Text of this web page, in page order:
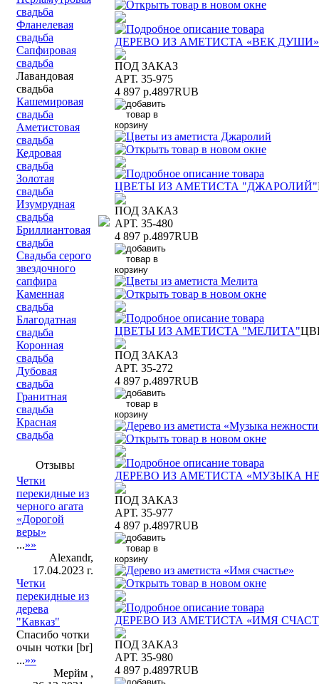
свадьба
Фланелевая
свадьба
Сапфировая
свадьба
Лавандовая
свадьба
Кашемировая
свадьба
Аметистовая
свадьба
Кедровая
свадьба
Золотая
свадьба
Изумрудная
свадьба
Бриллиантовая
свадьба
Свадьба серого
звездочного
сапфира
Каменная
свадьба
Благодатная
свадьба
Коронная
свадьба
Дубовая
свадьба
Гранитная
свадьба
Красная
свадьба
Отзывы
Четки
перекидные из
черного агата
«Дорогой
веры»
...»»
Alexandr,
17.04.2023 г.
Четки
перекидные из
дерева
"Кавказ"
Спасибо чотки
очын чотки [br]
...»»
Мерйм ,
ДЕРЕВО ИЗ АМЕТИСТА «ВЕК ДУШИ»
ПОД ЗАКАЗ
АРТ. 35-975
4 897 р.4897RUB
ЦВЕТЫ ИЗ АМЕТИСТА "ДЖАРОЛИЙ"
ПОД ЗАКАЗ
АРТ. 35-480
4 897 р.4897RUB
ЦВЕТЫ ИЗ АМЕТИСТА "МЕЛИТА"
ПОД ЗАКАЗ
АРТ. 35-272
4 897 р.4897RUB
ДЕРЕВО ИЗ АМЕТИСТА «МУЗЫКА
ПОД ЗАКАЗ
АРТ. 35-977
4 897 р.4897RUB
ДЕРЕВО ИЗ АМЕТИСТА «ИМЯ
ПОД ЗАКАЗ
АРТ. 35-980
4 897 р.4897RUB